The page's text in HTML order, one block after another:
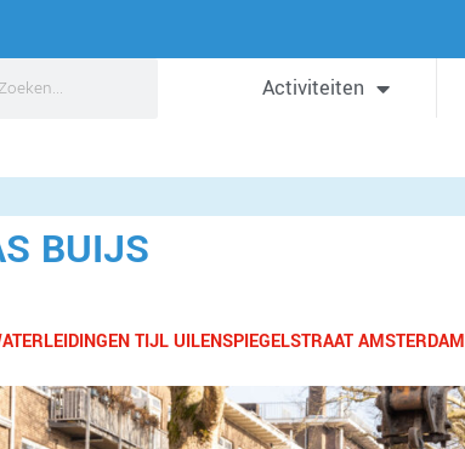
Activiteiten
BUIJS
TIJL UILENSPIEGELSTRAAT AMSTERDAM